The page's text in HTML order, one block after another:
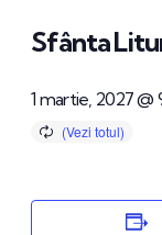
Sfânta
1 martie, 2027 @